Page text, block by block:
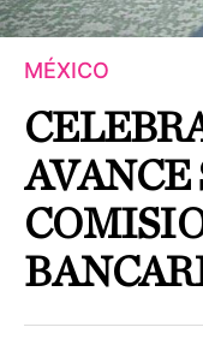
MÉXICO
AVANCE